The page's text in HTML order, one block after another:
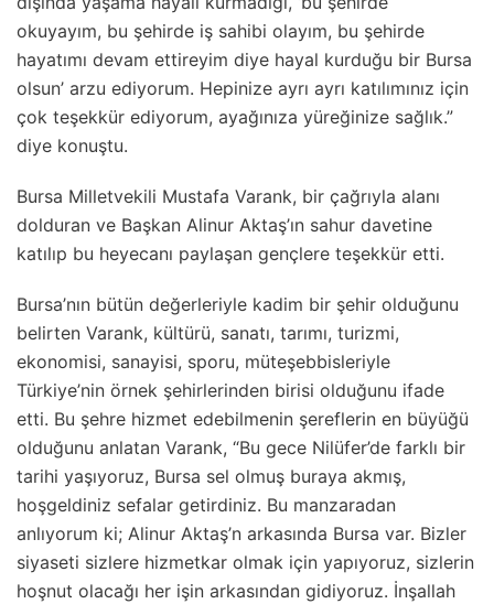
okuyayım, bu şehirde iş sahibi olayım, bu şehirde
hayatımı devam ettireyim diye hayal kurduğu bir Bursa
olsun’ arzu ediyorum. Hepinize ayrı ayrı katılımınız için
çok teşekkür ediyorum, ayağınıza yüreğinize sağlık.”
diye konuştu.
Bursa Milletvekili Mustafa Varank, bir çağrıyla alanı
dolduran ve Başkan Alinur Aktaş’ın sahur davetine
katılıp bu heyecanı paylaşan gençlere teşekkür etti.
Bursa’nın bütün değerleriyle kadim bir şehir olduğunu
belirten Varank, kültürü, sanatı, tarımı, turizmi,
ekonomisi, sanayisi, sporu, müteşebbisleriyle
Türkiye’nin örnek şehirlerinden birisi olduğunu ifade
etti. Bu şehre hizmet edebilmenin şereflerin en büyüğü
olduğunu anlatan Varank, “Bu gece Nilüfer’de farklı bir
tarihi yaşıyoruz, Bursa sel olmuş buraya akmış,
hoşgeldiniz sefalar getirdiniz. Bu manzaradan
anlıyorum ki; Alinur Aktaş’n arkasında Bursa var. Bizler
siyaseti sizlere hizmetkar olmak için yapıyoruz, sizlerin
hoşnut olacağı her işin arkasından gidiyoruz. İnşallah